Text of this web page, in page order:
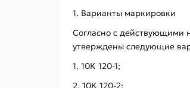
1. Варианты маркировки
Согласно с действующими
утверждены следующие
1. 10К 120-1;
2. 10К 120-2;